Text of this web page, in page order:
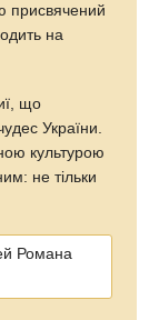
присвячений
на
що
України.
культурою
не тільки